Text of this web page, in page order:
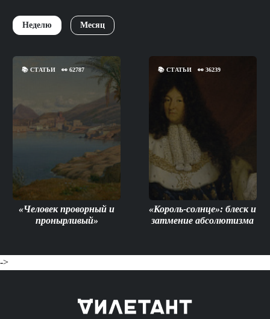
Неделю Месяц
📚 СТАТЬИ 👀 62787
«Человек проворный и
пронырливый»
📚СТАТЬИ 👀36239
«Король-солнце»: блеск и
затмение абсолютизма
->